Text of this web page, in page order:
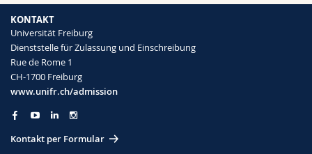
KONTAKT
Universität Freiburg
Dienststelle für Zulassung und Einschreibung
Rue de Rome 1
CH-1700 Freiburg
www.unifr.ch/admission
Kontakt per Formular